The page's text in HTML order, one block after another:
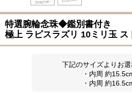
特選腕輪念珠◆鑑別書付き
極上 ラピスラズリ 10ミリ玉 ス
下記のサイズよりお
・内周 約
・内周 約